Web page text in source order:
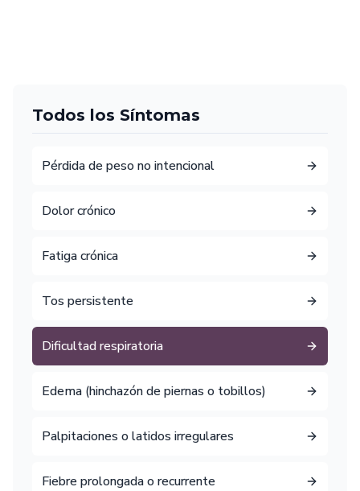
Todos los Síntomas
Pérdida de peso no intencional
Dolor crónico
Fatiga crónica
Tos persistente
Dificultad respiratoria
Edema (hinchazón de piernas o tobillos)
Palpitaciones o latidos irregulares
Fiebre prolongada o recurrente